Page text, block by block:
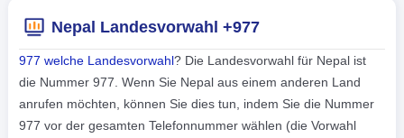
Nepal Landesvorwahl +977
977 welche Landesvorwahl? Die Landesvorwahl für Nepal ist
die Nummer 977. Wenn Sie Nepal aus einem anderen Land
anrufen möchten, können Sie dies tun, indem Sie die Nummer
977 vor der gesamten Telefonnummer wählen (die Vorwahl